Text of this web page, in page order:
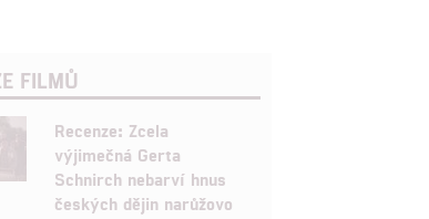
FILMŮ
Recenze: Zcela
výjimečná Gerta
Schnirch nebarví hnus
českých dějin narůžovo